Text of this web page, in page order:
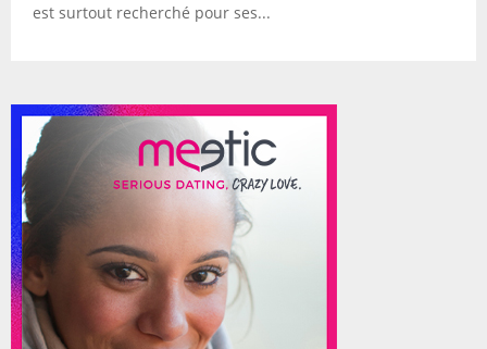
est surtout recherché pour ses...